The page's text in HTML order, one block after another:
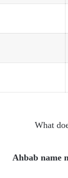
What
Ahbab name